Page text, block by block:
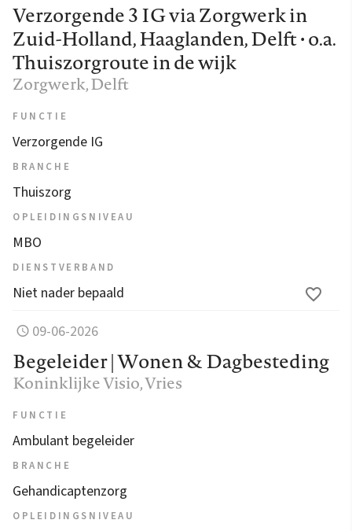
Verzorgende 3 IG via Zorgwerk in
Zuid-Holland, Haaglanden, Delft • o.a.
Thuiszorgroute in de wijk
Zorgwerk, Delft
FUNCTIE
Verzorgende IG
BRANCHE
Thuiszorg
OPLEIDINGSNIVEAU
MBO
DIENSTVERBAND
Niet nader bepaald
09-06-2026
Begeleider | Wonen & Dagbesteding
Koninklijke Visio, Vries
FUNCTIE
Ambulant begeleider
BRANCHE
Gehandicaptenzorg
OPLEIDINGSNIVEAU